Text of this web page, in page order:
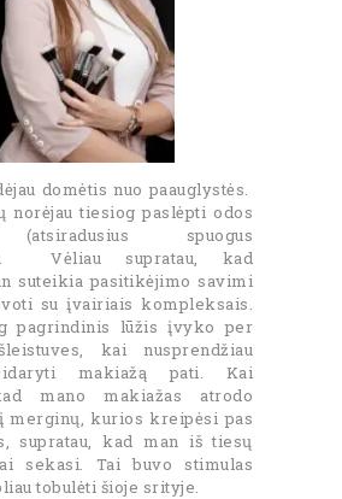
domėtis nuo paauglystės.
norėjau tiesiog paslėpti odos
spuogus
Vėliau supratau, kad
suteikia pasitikėjimo savimi
su įvairiais kompleksais.
pagrindinis lūžis įvyko per
kai nusprendžiau
makiažą pati. Kai
mano makiažas atrodo
merginų, kurios kreipėsi pas
supratau, kad man iš tiesų
sekasi. Tai buvo stimulas
tobulėti šioje srityje.